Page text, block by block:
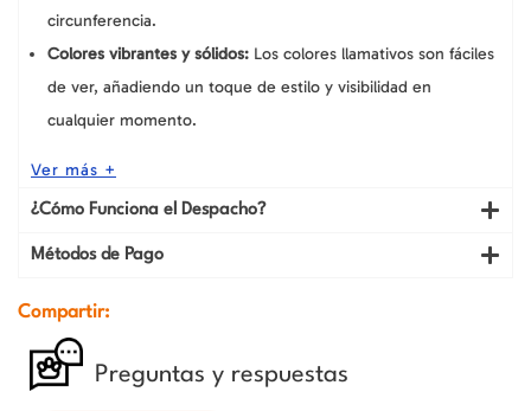
circunferencia.
Colores vibrantes y sólidos: Los colores llamativos son fáciles
de ver, añadiendo un toque de estilo y visibilidad en
cualquier momento.
Ver más +
¿Cómo Funciona el Despacho?
Métodos de Pago
Compartir:
Preguntas y respuestas